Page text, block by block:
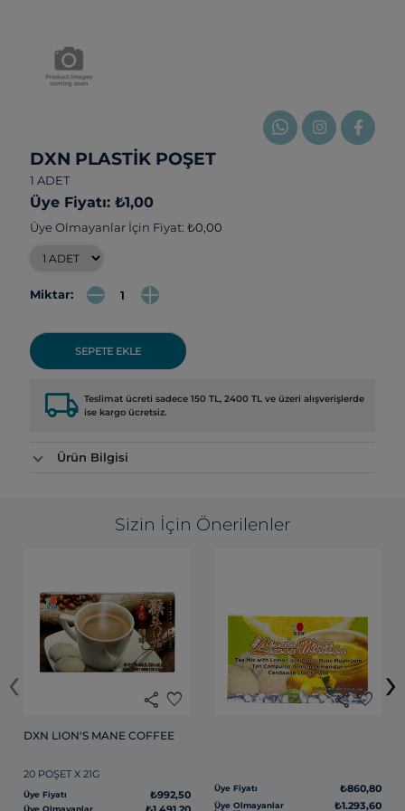
DXN PLASTİK POŞET
1 ADET
Üye Fiyatı: ₺1,00
Üye Olmayanlar İçin Fiyat: ₺0,00
Miktar:
SEPETE EKLE
local_shipping Teslimat ücreti sadece 150 TL, 2400 TL ve üzeri alışverişlerde
ise kargo ücretsiz.
Ürün Bilgisi
Sizin İçin Önerilenler
share favorite
DXN LION'S MANE COFFEE
20 POŞET X 21G
Üye Fiyatı ₺992,50
Üye Olmayanlar
share favorite
Üye Fiyatı ₺860,80
Üye Olmayanlar
₺1.293,60
‹ ›